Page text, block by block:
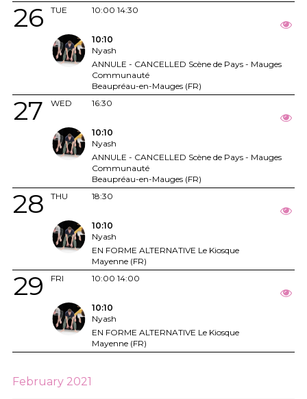
TUE
26 10:00 14:30
10:10
Nyash
ANNULE - CANCELLED Scène de Pays - Mauges
Communauté
Beaupréau-en-Mauges (FR)
WED
27 16:30
10:10
Nyash
ANNULE - CANCELLED Scène de Pays - Mauges
Communauté
Beaupréau-en-Mauges (FR)
THU
28 18:30
10:10
Nyash
EN FORME ALTERNATIVE Le Kiosque
Mayenne (FR)
FRI
29 10:00 14:00
10:10
Nyash
EN FORME ALTERNATIVE Le Kiosque
Mayenne (FR)
February 2021